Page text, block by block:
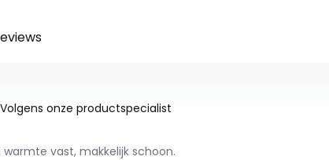
Volgens onze productspecialist
vast, makkelijk schoon.